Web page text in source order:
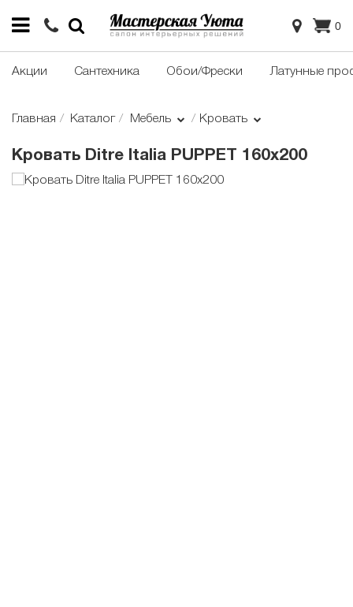
0
Акции Сантехника Обои/Фрески Латунные
Главная Каталог Мебель Кровать
Кровать Ditre Italia PUPPET 160x200